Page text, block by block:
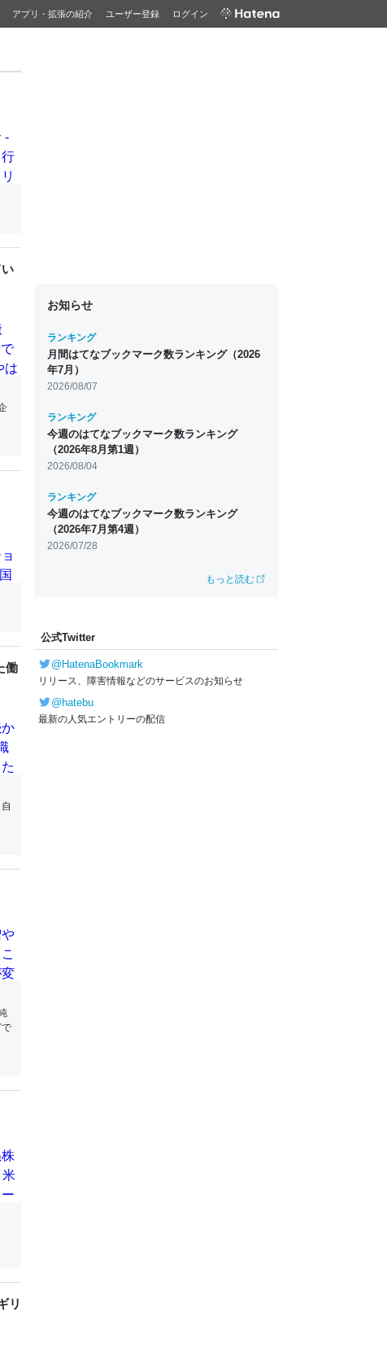
アプリ・拡張の紹介 ユーザー登録 ログイン
働
リ
お知らせ
ランキング
月間はてなブックマーク数ランキング（2026
年7月）
2026/08/07
ランキング
今週のはてなブックマーク数ランキング
（2026年8月第1週）
2026/08/04
ランキング
今週のはてなブックマーク数ランキング
（2026年7月第4週）
2026/07/28
もっと読む
公式Twitter
@HatenaBookmark
リリース、障害情報などのサービスのお知らせ
@hatebu
最新の人気エントリーの配信